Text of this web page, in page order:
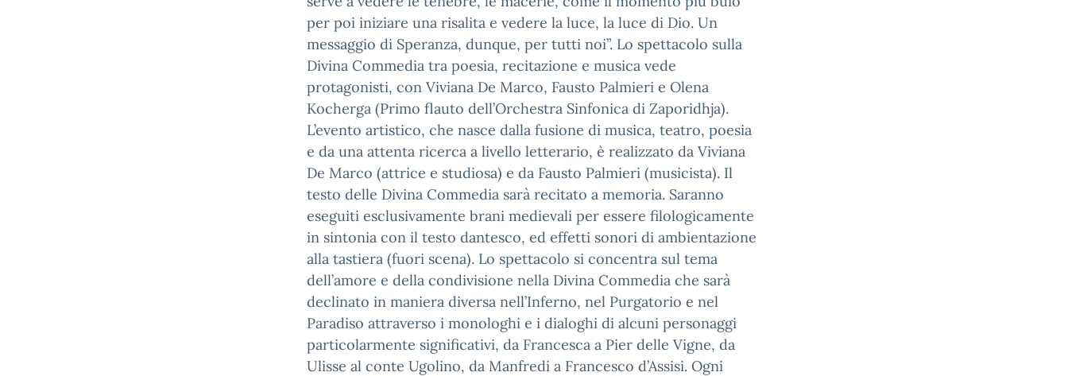
per poi iniziare una risalita e vedere la luce, la luce di Dio. Un
messaggio di Speranza, dunque, per tutti noi”. Lo spettacolo sulla
Divina Commedia tra poesia, recitazione e musica vede
protagonisti, con Viviana De Marco, Fausto Palmieri e Olena
Kocherga (Primo flauto dell’Orchestra Sinfonica di Zaporidhja).
L’evento artistico, che nasce dalla fusione di musica, teatro, poesia
e da una attenta ricerca a livello letterario, è realizzato da Viviana
De Marco (attrice e studiosa) e da Fausto Palmieri (musicista). Il
testo delle Divina Commedia sarà recitato a memoria. Saranno
eseguiti esclusivamente brani medievali per essere filologicamente
in sintonia con il testo dantesco, ed effetti sonori di ambientazione
alla tastiera (fuori scena). Lo spettacolo si concentra sul tema
dell’amore e della condivisione nella Divina Commedia che sarà
declinato in maniera diversa nell’Inferno, nel Purgatorio e nel
Paradiso attraverso i monologhi e i dialoghi di alcuni personaggi
particolarmente significativi, da Francesca a Pier delle Vigne, da
Ulisse al conte Ugolino, da Manfredi a Francesco d’Assisi. Ogni